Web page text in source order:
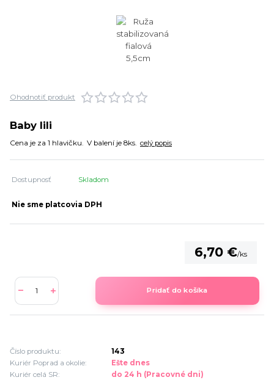
Ohodnotiť produkt
Baby lili
Cena je za 1 hlavičku. V balení je 8ks. celý popis
Dostupnosť Skladom
Nie sme platcovia DPH
6,70 €/ks
Pridať do košíka
Číslo produktu:
143
Kuriér Poprad a okolie:
Ešte dnes
Kuriér celá SR:
do 24 h (Pracovné dni)